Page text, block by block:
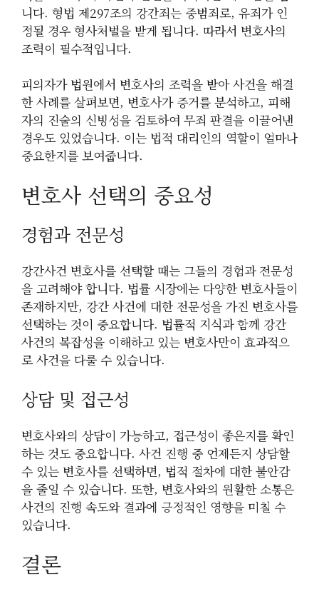
니다. 형법 제297조의 강간죄는 중범죄로, 유죄가 인
정될 경우 형사처벌을 받게 됩니다. 따라서 변호사의
조력이 필수적입니다.
피의자가 법원에서 변호사의 조력을 받아 사건을 해결
한 사례를 살펴보면, 변호사가 증거를 분석하고, 피해
자의 진술의 신빙성을 검토하여 무죄 판결을 이끌어낸
경우도 있었습니다. 이는 법적 대리인의 역할이 얼마나
중요한지를 보여줍니다.
변호사 선택의 중요성
경험과 전문성
강간사건 변호사를 선택할 때는 그들의 경험과 전문성
을 고려해야 합니다. 법률 시장에는 다양한 변호사들이
존재하지만, 강간 사건에 대한 전문성을 가진 변호사를
선택하는 것이 중요합니다. 법률적 지식과 함께 강간
사건의 복잡성을 이해하고 있는 변호사만이 효과적으
로 사건을 다룰 수 있습니다.
상담 및 접근성
변호사와의 상담이 가능하고, 접근성이 좋은지를 확인
하는 것도 중요합니다. 사건 진행 중 언제든지 상담할
수 있는 변호사를 선택하면, 법적 절차에 대한 불안감
을 줄일 수 있습니다. 또한, 변호사와의 원활한 소통은
사건의 진행 속도와 결과에 긍정적인 영향을 미칠 수
있습니다.
결론